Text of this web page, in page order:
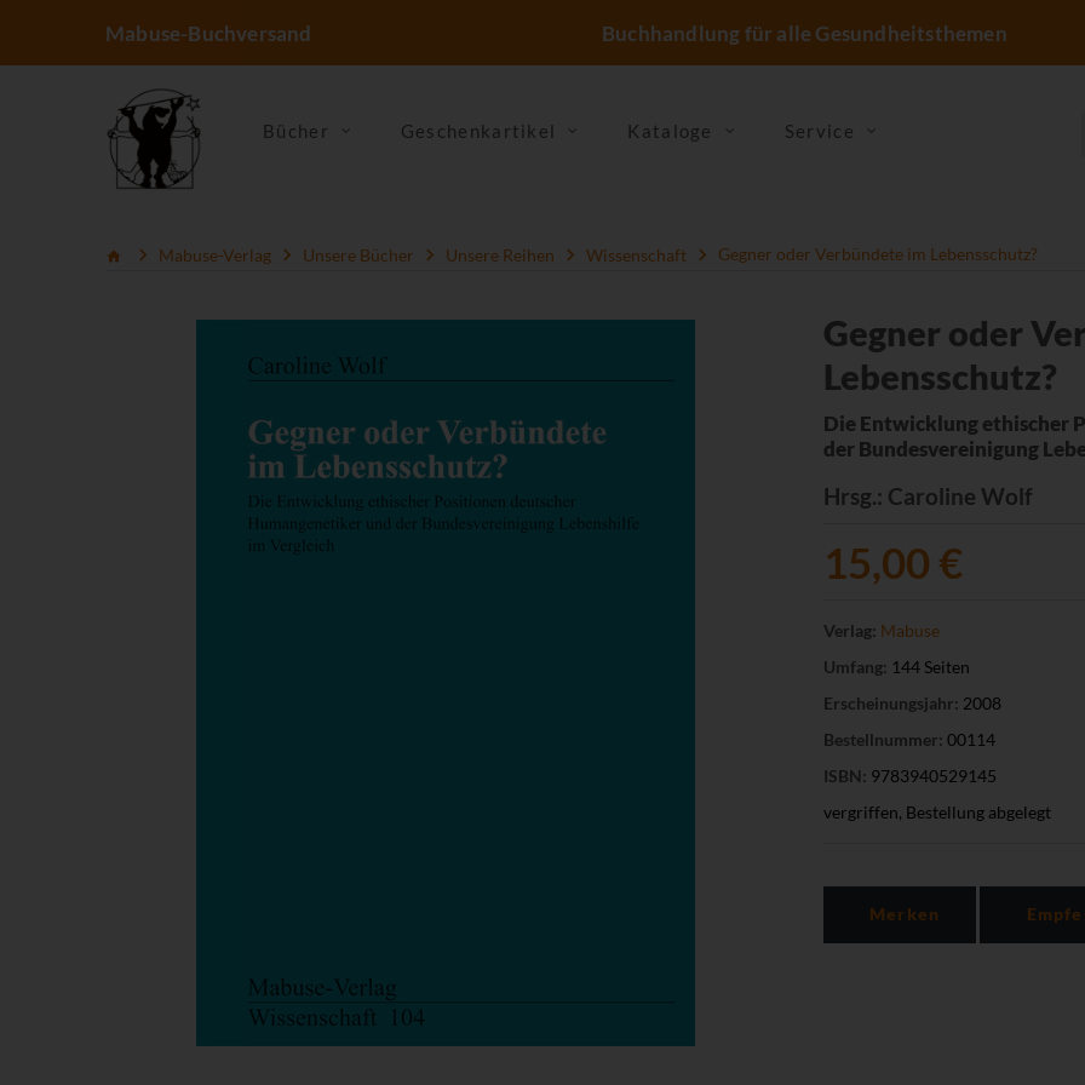
Mabuse-Buchversand Buchhandlung für alle Gesundheitsthemen
Bücher Geschenkartikel Kataloge Service
Mabuse-Verlag Unsere Bücher Unsere Reihen Wissenschaft Gegner oder Verbündete im Lebensschutz?
Gegner oder
Lebensschutz?
Die Entwicklung ethischer
der Bundesvereinigung
Hrsg.: Caroline Wolf
15,00 €
Verlag: Mabuse
Umfang: 144 Seiten
Erscheinungsjahr: 2008
Bestellnummer: 00114
ISBN: 9783940529145
vergriffen, Bestellung abgelegt
Merken